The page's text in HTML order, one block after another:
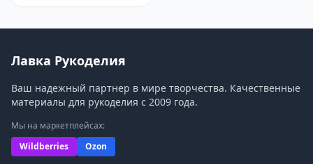
Лавка Рукоделия
Ваш надежный партнер в мире творчества. Качественные
материалы для рукоделия с 2009 года.
Мы на маркетплейсах:
Wildberries
Ozon